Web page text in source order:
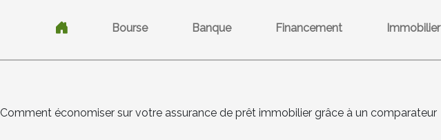
Bourse Banque Financement Immobilier
Comment économiser sur votre assurance de prêt immobilier grâce à un comparateur